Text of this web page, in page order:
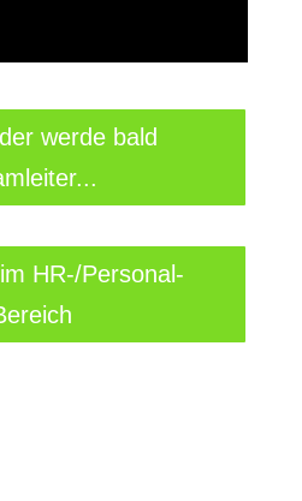
werde bald
HR-/Personal-